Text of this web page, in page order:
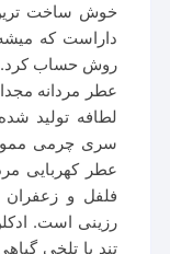
خوش ساخت
داراست که
روش حساب کرد.
عطر مردانه
لطافه تولید
سری چرمی ممو
عطر کهربایی
فلفل و زعفران
رزینی است.
تند با تلخی